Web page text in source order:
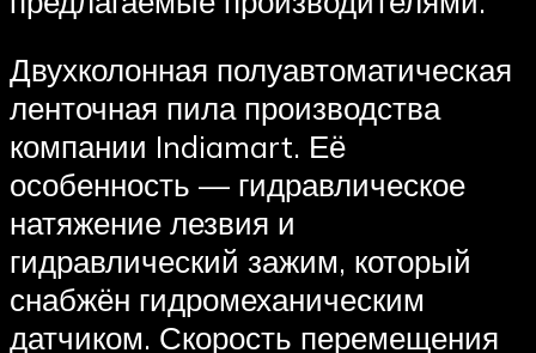
Двухколонная полуавтоматическая
ленточная пила производства
компании Indiamart. Её
особенность — гидравлическое
натяжение лезвия и
гидравлический зажим, который
снабжён гидромеханическим
датчиком. Скорость перемещения